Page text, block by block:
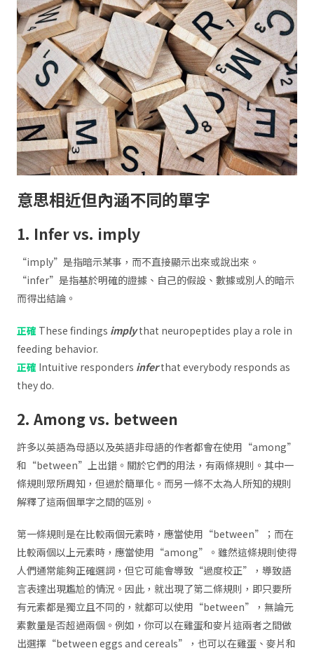
意思相近但內涵不同的單字
1. Infer vs. imply
“imply”是指暗示某事，而不直接顯示出來或說出來。
“infer”是指基於明確的證據、自己的假設、數據或別人的暗示
而得出結論。
正確 These findings implythat neuropeptides play a role in
feeding behavior.
正確 Intuitive responders inferthat everybody responds as
they do.
2. Among vs. between
許多以英語為母語以及英語非母語的作者都會在使用“among”
和“between”上出錯。關於它們的用法，有兩條規則。其中一
條規則眾所周知，但過於簡單化。而另一條不太為人所知的規則
解釋了這兩個單字之間的區別。
第一條規則是在比較兩個元素時，應當使用“between”；而在
比較兩個以上元素時，應當使用“among”。雖然這條規則使得
人們通常能夠正確選詞，但它可能會導致“過度校正”，導致語
言表達出現尷尬的情況。因此，就出現了第二條規則，即只要所
有元素都是獨立且不同的，就都可以使用“between”，無論元
素數量是否超過兩個。例如，你可以在雞蛋和麥片這兩者之間做
出選擇“between eggs and cereals”，也可以在雞蛋、麥片和